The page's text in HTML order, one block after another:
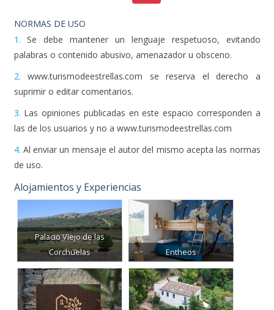
Se debe mantener un lenguaje respetuoso, evitando
palabras o contenido abusivo, amenazador u obsceno.
suprimir o editar comentarios.
Las opiniones publicadas en este espacio corresponden a
las de los usuarios y no a www.turismodeestrellas.com
Al enviar un mensaje el autor del mismo acepta las normas
Alojamientos y Experiencias
Palacio Viejo de las
Corchuelas
Entheos